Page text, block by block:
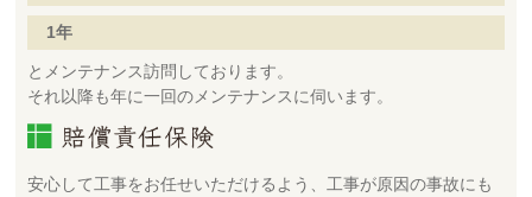
1年
とメンテナンス訪問しております。
それ以降も年に一回のメンテナンスに伺います。
安心して工事をお任せいただけるよう、工事が原因の事故にも